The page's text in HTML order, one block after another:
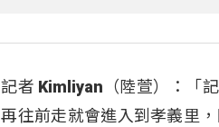
記者 Kimliyan（陸萱）：「
再往前走就會進入到孝義里